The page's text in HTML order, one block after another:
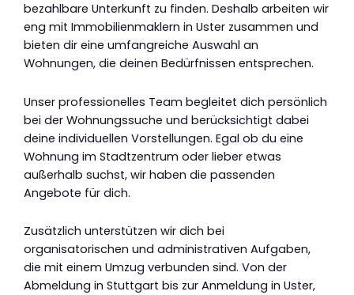
bezahlbare Unterkunft zu finden. Deshalb arbeiten wir
eng mit Immobilienmaklern in Uster zusammen und
bieten dir eine umfangreiche Auswahl an
Wohnungen, die deinen Bedürfnissen entsprechen.
Unser professionelles Team begleitet dich persönlich
bei der Wohnungssuche und berücksichtigt dabei
deine individuellen Vorstellungen. Egal ob du eine
Wohnung im Stadtzentrum oder lieber etwas
außerhalb suchst, wir haben die passenden
Angebote für dich.
Zusätzlich unterstützen wir dich bei
organisatorischen und administrativen Aufgaben,
die mit einem Umzug verbunden sind. Von der
Abmeldung in Stuttgart bis zur Anmeldung in Uster,